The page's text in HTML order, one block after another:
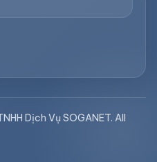
Dịch Vụ SOGANET. All